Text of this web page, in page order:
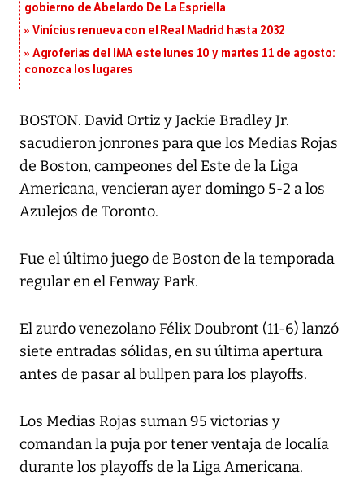
gobierno de Abelardo De La Espriella
Vinícius renueva con el Real Madrid hasta 2032
Agroferias del IMA este lunes 10 y martes 11 de agosto:
conozca los lugares
BOSTON. David Ortiz y Jackie Bradley Jr.
sacudieron jonrones para que los Medias Rojas
de Boston, campeones del Este de la Liga
Americana, vencieran ayer domingo 5-2 a los
Azulejos de Toronto.
Fue el último juego de Boston de la temporada
regular en el Fenway Park.
El zurdo venezolano Félix Doubront (11-6) lanzó
siete entradas sólidas, en su última apertura
antes de pasar al bullpen para los playoffs.
Los Medias Rojas suman 95 victorias y
comandan la puja por tener ventaja de localía
durante los playoffs de la Liga Americana.